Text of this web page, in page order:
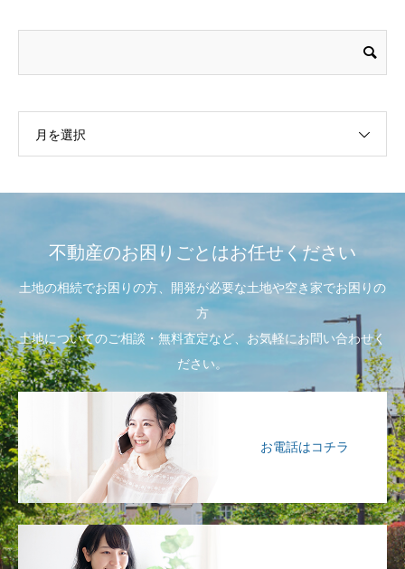
月を選択
不動産のお困りごとはお任せください
土地の相続でお困りの方、開発が必要な土地や空き家でお困りの
方
土地についてのご相談・無料査定など、お気軽にお問い合わせく
ださい。
お電話はコチラ